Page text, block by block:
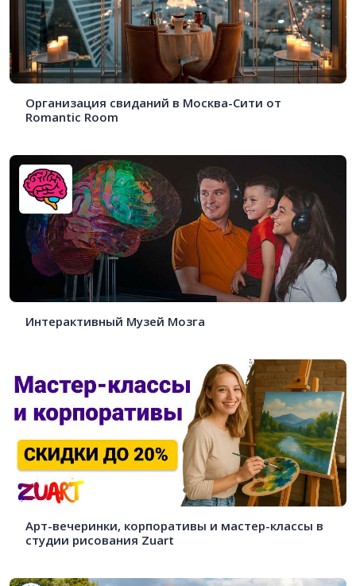
Организация свиданий в Москва-Сити от
Romantic Room
Интерактивный Музей Мозга
Арт-вечеринки, корпоративы и мастер-классы в
студии рисования Zuart